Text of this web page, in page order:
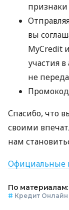
признаки
вы
MyCredit
участия
не
Промокод
Спасибо, что
своими
нам
Официальные
По материалам:
# Кредит Онлайн